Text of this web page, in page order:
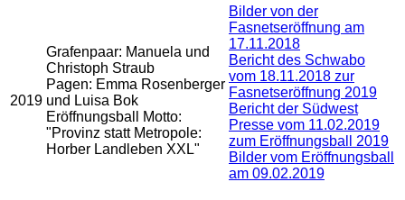
2019
Grafenpaar: Manuela und
Christoph Straub
Pagen: Emma Rosenberger
und Luisa Bok
Eröffnungsball Motto:
"Provinz statt Metropole:
Horber Landleben XXL"
Bilder von der
Fasnetseröffnung am
17.11.2018
Bericht des Schwabo
vom 18.11.2018 zur
Fasnetseröffnung 2019
Bericht der Südwest
Presse vom 11.02.2019
zum Eröffnungsball 2019
Bilder vom Eröffnungsball
am 09.02.2019